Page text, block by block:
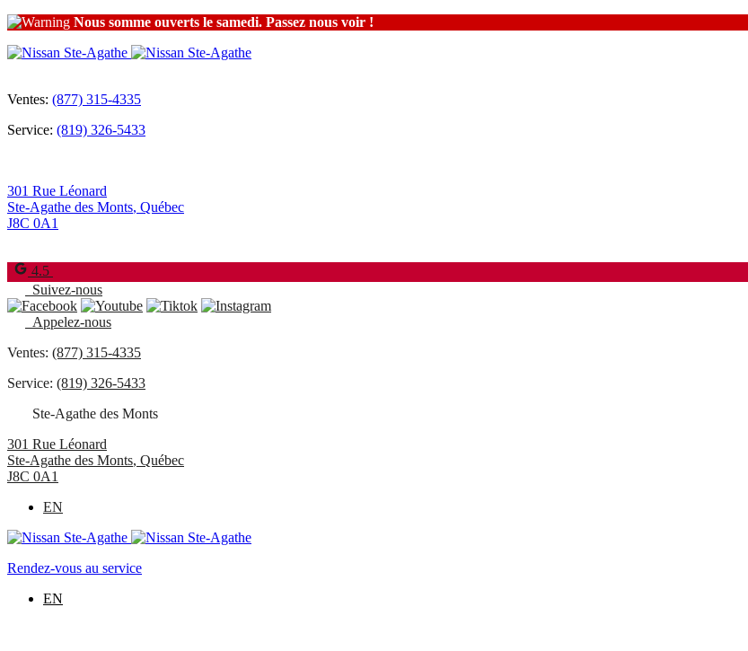
Nous somme ouverts le samedi. Passez nous voir !
Ventes: (877) 315-4335
Service: (819) 326-5433
301 Rue Léonard
Ste-Agathe des Monts, Québec
J8C 0A1
4.5
Suivez-nous
Appelez-nous
Ventes: (877) 315-4335
Service: (819) 326-5433
Ste-Agathe des Monts
301 Rue Léonard
Ste-Agathe des Monts, Québec
J8C 0A1
EN
Rendez-vous au service
EN